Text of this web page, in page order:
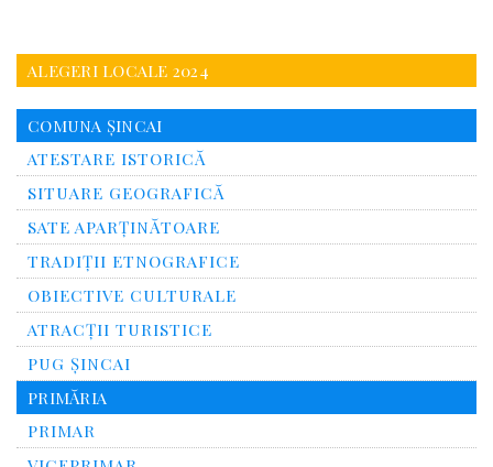
ALEGERI LOCALE 2024
COMUNA ȘINCAI
ATESTARE ISTORICĂ
SITUARE GEOGRAFICĂ
SATE APARȚINĂTOARE
TRADIȚII ETNOGRAFICE
OBIECTIVE CULTURALE
ATRACȚII TURISTICE
PUG ȘINCAI
PRIMĂRIA
PRIMAR